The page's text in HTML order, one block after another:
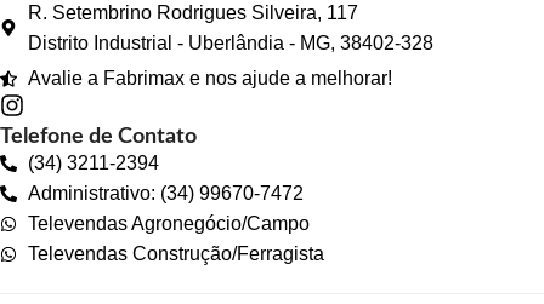
R. Setembrino Rodrigues Silveira, 117
Distrito Industrial - Uberlândia - MG, 38402-328
Avalie a Fabrimax e nos ajude a melhorar!
Telefone de Contato
(34) 3211-2394
Administrativo: (34) 99670-7472
Televendas Agronegócio/Campo
Televendas Construção/Ferragista